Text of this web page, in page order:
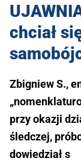
chciał
Zbigniew S.,
przy okazji
śledczej,
dowiedział s